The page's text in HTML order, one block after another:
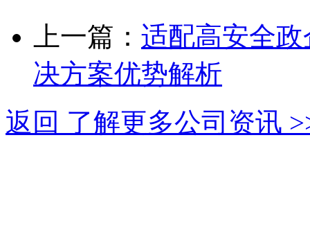
上一篇： 适配高安全
决方案优势解析
返回 了解更多公司资讯